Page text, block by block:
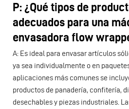
P: ¿Qué tipos de
adecuados para una
envasadora flow
A: Es ideal para envasar artículos
ya sea individualmente o en
aplicaciones más comunes se
productos de panadería, confitería,
desechables y piezas industriales.